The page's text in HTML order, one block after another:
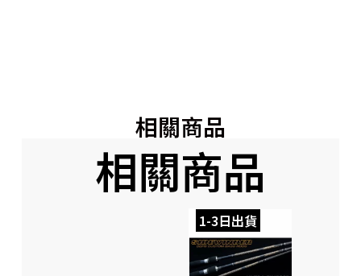
相關商品
相關商品
1-3日出貨